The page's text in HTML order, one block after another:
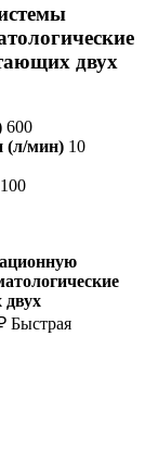
двух
600
(л/мин) 10
100
двух
Быстрая